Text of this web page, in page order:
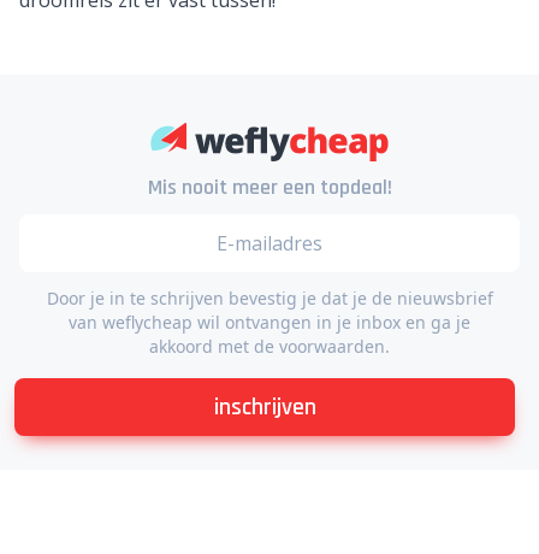
verstandig om iets vroeger te boeken.
Bali, stedentrip Rome of goedkope vlucht naar de
Seychellen? Weflycheap zoekt de beste deals in alle
wintersportvakanties en verre zonvakanties. Jouw